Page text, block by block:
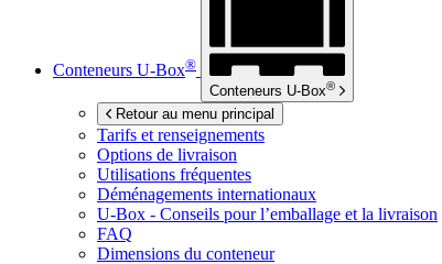
Conteneurs U-Box®
Conteneurs U-Box®
Retour au menu principal
Tarifs et renseignements
Options de livraison
Utilisations fréquentes
Déménagements internationaux
U-Box - Conseils pour l’emballage et la livraison
FAQ
Dimensions du conteneur